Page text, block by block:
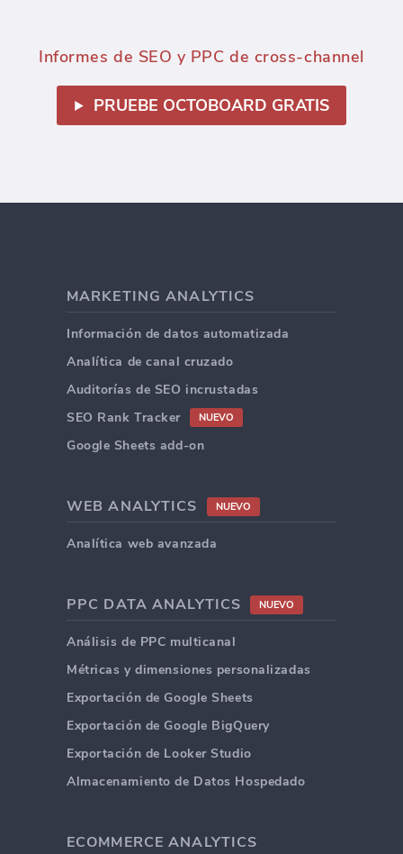
Informes de SEO y PPC de cross-channel
PRUEBE OCTOBOARD GRATIS
MARKETING ANALYTICS
Información de datos automatizada
Analítica de canal cruzado
Auditorías de SEO incrustadas
SEO Rank Tracker
NUEVO
Google Sheets add-on
WEB ANALYTICS NUEVO
Analítica web avanzada
PPC DATA ANALYTICS NUEVO
Análisis de PPC multicanal
Métricas y dimensiones personalizadas
Exportación de Google Sheets
Exportación de Google BigQuery
Exportación de Looker Studio
Almacenamiento de Datos Hospedado
ECOMMERCE ANALYTICS